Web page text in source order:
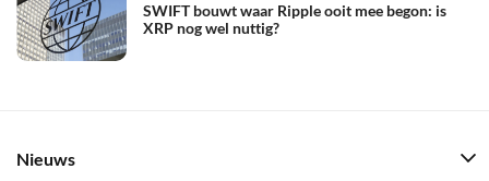
SWIFT bouwt waar Ripple ooit mee begon: is
XRP nog wel nuttig?
Nieuws